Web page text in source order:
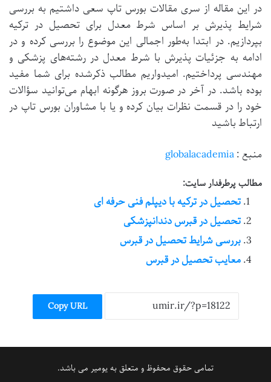
در این مقاله از سری مقالات بورس تاپ سعی داشتیم به بررسی
شرایط پذیرش بر اساس شرط معدل برای تحصیل در ترکیه
بپردازیم. در ابتدا به‌طور اجمالی این موضوع را بررسی کرده و در
ادامه به جزئیات پذیرش با شرط معدل در رشته‌های پزشکی و
مهندسی پرداختیم. امیدواریم مطالب ذکرشده برای شما مفید
بوده باشد. در آخر در صورت بروز هرگونه ابهام می‌توانید سؤالات
خود را در قسمت نظرات بیان کرده و یا با مشاوران بورس تاپ در
ارتباط باشید
منبع :globalacademia
مطالب پرطرفدار سایت:
تحصیل در ترکیه با دیپلم فنی حرفه ای
تحصیل در قبرس دندانپزشکی
بررسی شرایط تحصیل در قبرس
معایب تحصیل در قبرس
Copy URL
تمامی حقوق محفوظ و متعلق به یومیر می باشد.